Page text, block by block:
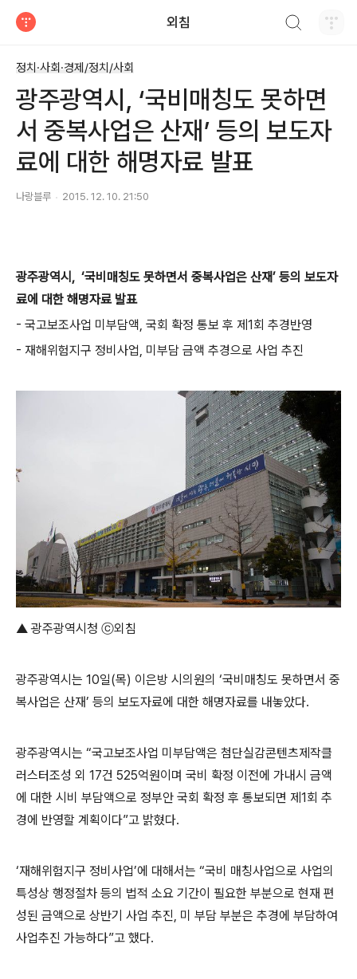
외침
정치·사회·경제/정치/사회
광주광역시, ‘국비매칭도 못하면
서 중복사업은 산재’ 등의 보도자
료에 대한 해명자료 발표
나랑블루 2015. 12. 10. 21:50
광주광역시, ‘국비매칭도 못하면서 중복사업은 산재’ 등의 보도자
료에 대한 해명자료 발표
- 국고보조사업 미부담액, 국회 확정 통보 후 제1회 추경반영
- 재해위험지구 정비사업, 미부담 금액 추경으로 사업 추진
▲ 광주광역시청 ⓒ외침
광주광역시는 10일(목) 이은방 시의원의 ‘국비매칭도 못하면서 중
복사업은 산재’ 등의 보도자료에 대한 해명자료를 내놓았다.
광주광역시는 “국고보조사업 미부담액은 첨단실감콘텐츠제작클
러스터조성 외 17건 525억원이며 국비 확정 이전에 가내시 금액
에 대한 시비 부담액으로 정부안 국회 확정 후 통보되면 제1회 추
경에 반영할 계획이다”고 밝혔다.
‘재해위험지구 정비사업’에 대해서는 “국비 매칭사업으로 사업의
특성상 행정절차 등의 법적 소요 기간이 필요한 부분으로 현재 편
성된 금액으로 상반기 사업 추진, 미 부담 부분은 추경에 부담하여
사업추진 가능하다”고 했다.